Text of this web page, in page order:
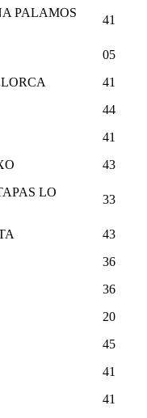
PALAMOS
41
05
41
44
41
43
LO
33
43
36
36
20
45
41
41